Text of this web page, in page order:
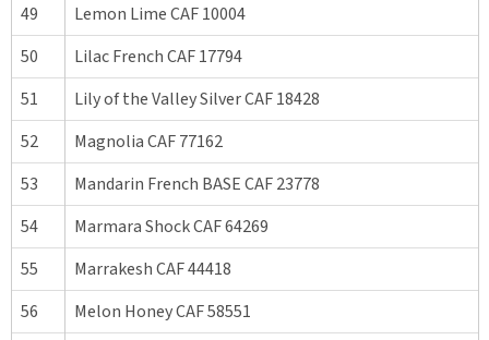
49
Lemon Lime CAF 10004
50
Lilac French CAF 17794
51
Lily of the Valley Silver CAF 18428
52
Magnolia CAF 77162
53
Mandarin French BASE CAF 23778
54
Marmara Shock CAF 64269
55
Marrakesh CAF 44418
56
Melon Honey CAF 58551